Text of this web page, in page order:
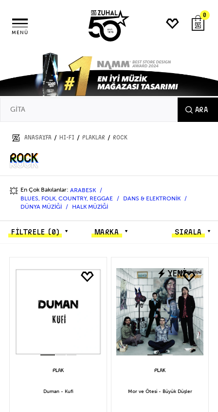
MENÜ
0
ARA
ANASAYFA / HI-FI / PLAKLAR / ROCK
ROCK
ROCK
💥 En Çok Bakılanlar: ARABESK
BLUES, FOLK, COUNTRY, REGGAE
DANS & ELEKTRONİK
DÜNYA MÜZİĞİ
HALK MÜZİĞİ
FİLTRELE(0) MARKA SIRALA
Duman - Kufi
YENİ
Mor ve Ötesi - Büyük Düşler